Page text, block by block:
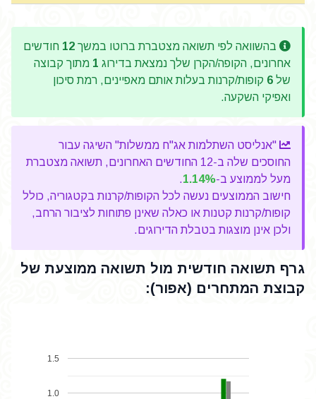
בהשוואה לפי תשואה מצטברת ברוטו במשך 12 חודשים
אחרונים, הקופה/הקרן שלך נמצאת בדירוג 1 מתוך קבוצה
של 6 קופות/קרנות בעלות אותם מאפיינים, רמת סיכון
ואפיקי השקעה.
"אנליסט השתלמות אג"ח ממשלות" השיגה עבור
החוסכים שלה ב-12 החודשים האחרונים, תשואה מצטברת
מעל לממוצע ב-1.14%
.
חישוב הממוצעים נעשה לכל הקופות/קרנות בקטגוריה, כולל
קופות/קרנות קטנות או כאלה שאינן פתוחות לציבור הרחב,
ולכן אינן מוצגות בטבלת הדירוגים.
גרף תשואה חודשית מול תשואה ממוצעת של
קבוצת המתחרים (אפור):
1.0
1.5